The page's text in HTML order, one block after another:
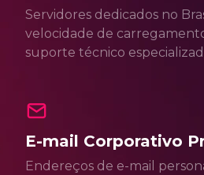
Servidores dedicados no
velocidade de
suporte técnico
E-mail Corporativo
Endereços de e-mail